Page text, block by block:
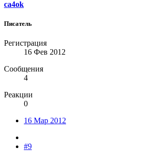
ca4ok
Писатель
Регистрация
16 Фев 2012
Сообщения
4
Реакции
0
16 Мар 2012
#9